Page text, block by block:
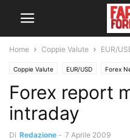
Home Coppie Valute EUR/
Coppie Valute EUR/USD Forex
Forex report
intraday
Di Redazione - 7 Aprile 2009